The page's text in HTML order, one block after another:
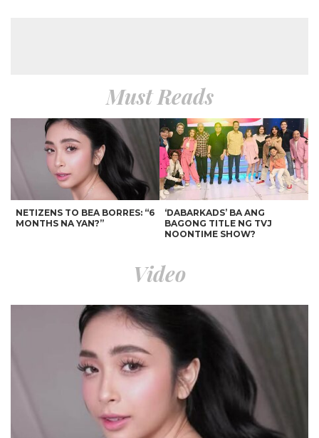
Must Reads
NETIZENS TO BEA BORRES: “6
MONTHS NA YAN?”
‘DABARKADS’ BA ANG
BAGONG TITLE NG TVJ
NOONTIME SHOW?
ELIAS MAY FATHER’S DAY
GIFT KAY JOHN LLOYD CRUZ
SA ISANG EMOSYONAL NA
JOHN LLOYD CRUZ
MAGIGING ‘KAPUSO’ NA NGA
BA?
Video